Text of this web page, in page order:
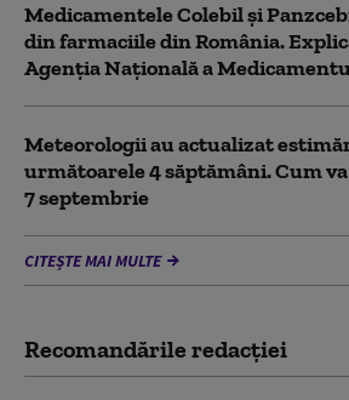
Medicamentele Colebil și
din farmaciile din România.
Agenția Națională a
Meteorologii au actualizat
următoarele 4 săptămâni. Cum
7 septembrie
CITEȘTE MAI MULTE
Recomandările redacţiei